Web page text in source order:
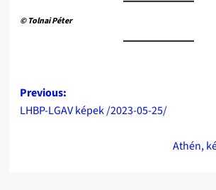
© Tolnai Péter
Post
navigation
Previous:
LHBP-LGAV képek /2023-05-25/
Athén,